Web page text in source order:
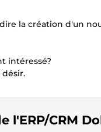
la création d'un
intéressé?
désir.
l'ERP/CRM